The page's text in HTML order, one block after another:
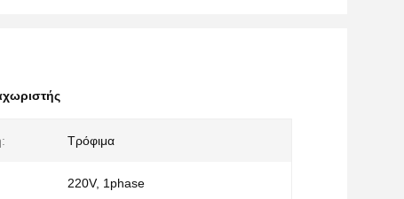
Τρόφιμα
220V, 1phase